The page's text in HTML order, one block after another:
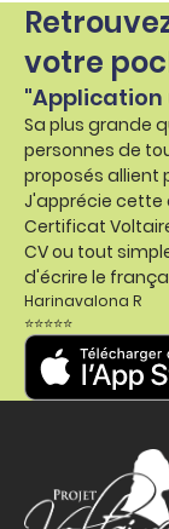
votre
Sa plus grande
personnes de
proposés allient
J'apprécie cette
Certificat
CV ou tout
d'écrire le
Harinavalona R
⭐⭐⭐⭐⭐